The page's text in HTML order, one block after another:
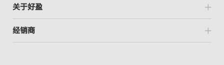
关于好盈
经销商